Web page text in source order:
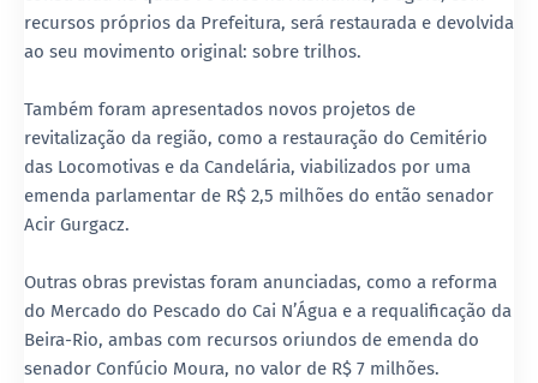
recursos próprios da Prefeitura, será restaurada e devolvida
ao seu movimento original: sobre trilhos.
Também foram apresentados novos projetos de
revitalização da região, como a restauração do Cemitério
das Locomotivas e da Candelária, viabilizados por uma
emenda parlamentar de R$ 2,5 milhões do então senador
Acir Gurgacz.
Outras obras previstas foram anunciadas, como a reforma
do Mercado do Pescado do Cai N’Água e a requalificação da
Beira-Rio, ambas com recursos oriundos de emenda do
senador Confúcio Moura, no valor de R$ 7 milhões.